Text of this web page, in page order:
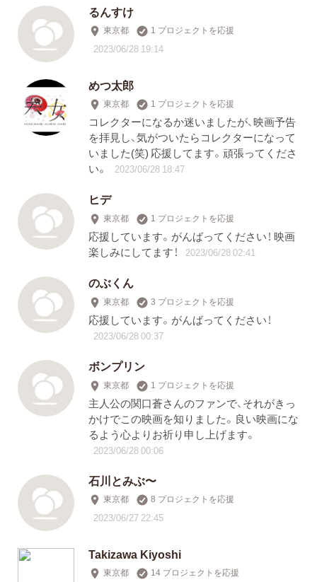
るんすけ
東京都 1 プロジェクトを応援
2023/06/28 19:14
めつ太郎
東京都 1 プロジェクトを応援
コレクターになるか迷いましたが、映画予告
を拝見し、気がついたらコレクターになって
いました(笑) 応援してます。頑張ってくださ
い。
2023/06/28 18:47
ヒデ
東京都 1 プロジェクトを応援
応援しています。がんばってください！ 映画
楽しみにしてます！
2023/06/28 02:41
のぶくん
東京都 3 プロジェクトを応援
応援しています。がんばってください！
2023/06/28 00:37
ボンプリン
東京都 1 プロジェクトを応援
主人公の関口蒼さんのファンで、それがきっ
かけでこの映画を知りました。良い映画にな
るよう心よりお祈り申し上げます。
2023/06/28 00:06
石川とみぶ〜
東京都 8 プロジェクトを応援
2023/06/27 22:45
Takizawa Kiyoshi
東京都 14 プロジェクトを応援